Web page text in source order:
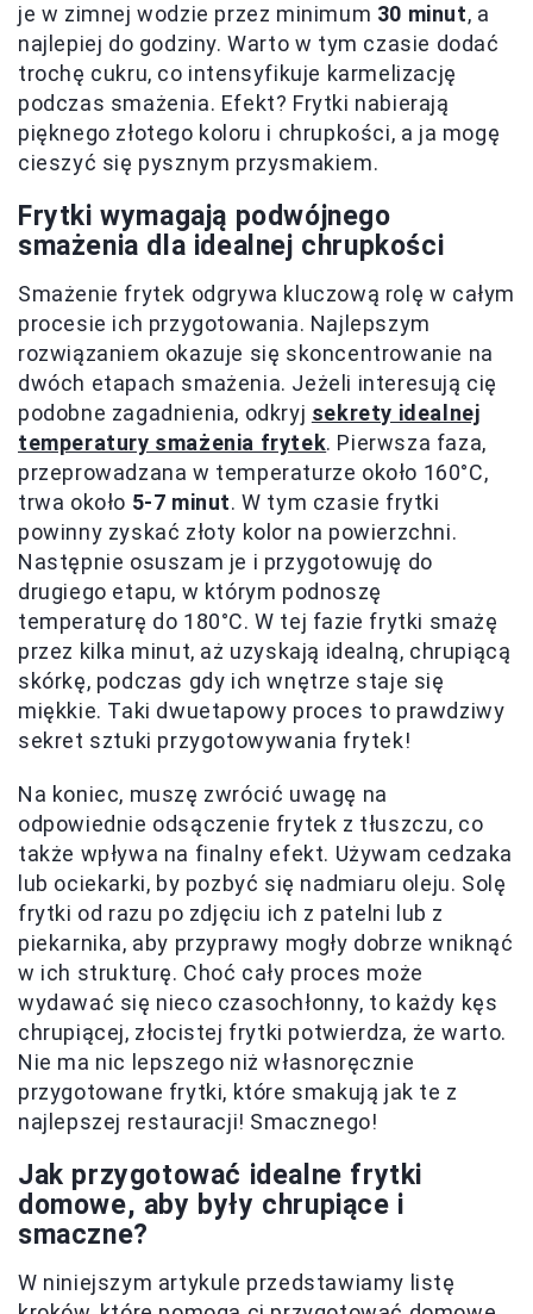
je w zimnej wodzie przez minimum 30 minut, a
najlepiej do godziny. Warto w tym czasie dodać
trochę cukru, co intensyfikuje karmelizację
podczas smażenia. Efekt? Frytki nabierają
pięknego złotego koloru i chrupkości, a ja mogę
cieszyć się pysznym przysmakiem.
Frytki wymagają podwójnego
smażenia dla idealnej chrupkości
Smażenie frytek odgrywa kluczową rolę w całym
procesie ich przygotowania. Najlepszym
rozwiązaniem okazuje się skoncentrowanie na
dwóch etapach smażenia. Jeżeli interesują cię
podobne zagadnienia, odkryj sekrety idealnej
temperatury smażenia frytek. Pierwsza faza,
przeprowadzana w temperaturze około 160°C,
trwa około 5-7 minut. W tym czasie frytki
powinny zyskać złoty kolor na powierzchni.
Następnie osuszam je i przygotowuję do
drugiego etapu, w którym podnoszę
temperaturę do 180°C. W tej fazie frytki smażę
przez kilka minut, aż uzyskają idealną, chrupiącą
skórkę, podczas gdy ich wnętrze staje się
miękkie. Taki dwuetapowy proces to prawdziwy
sekret sztuki przygotowywania frytek!
Na koniec, muszę zwrócić uwagę na
odpowiednie odsączenie frytek z tłuszczu, co
także wpływa na finalny efekt. Używam cedzaka
lub ociekarki, by pozbyć się nadmiaru oleju. Solę
frytki od razu po zdjęciu ich z patelni lub z
piekarnika, aby przyprawy mogły dobrze wniknąć
w ich strukturę. Choć cały proces może
wydawać się nieco czasochłonny, to każdy kęs
chrupiącej, złocistej frytki potwierdza, że warto.
Nie ma nic lepszego niż własnoręcznie
przygotowane frytki, które smakują jak te z
najlepszej restauracji! Smacznego!
Jak przygotować idealne frytki
domowe, aby były chrupiące i
smaczne?
W niniejszym artykule przedstawiamy listę